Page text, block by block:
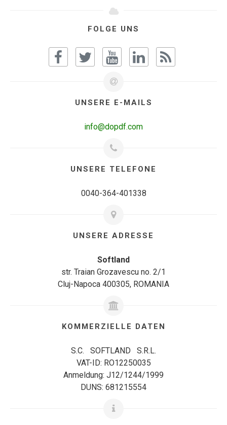
FOLGE UNS
UNSERE E-MAILS
info@dopdf.com
UNSERE TELEFONE
0040-364-401338
UNSERE ADRESSE
Softland
str. Traian Grozavescu no. 2/1
Cluj-Napoca 400305, ROMANIA
KOMMERZIELLE DATEN
S.C. SOFTLAND S.R.L.
VAT-ID: RO12250035
Anmeldung: J12/1244/1999
DUNS: 681215554